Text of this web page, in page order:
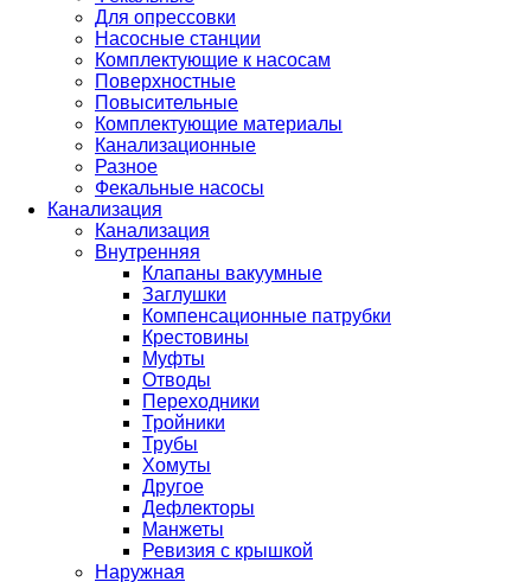
Для опрессовки
Насосные станции
Комплектующие к насосам
Поверхностные
Повысительные
Комплектующие материалы
Канализационные
Разное
Фекальные насосы
Канализация
Канализация
Внутренняя
Клапаны вакуумные
Заглушки
Компенсационные патрубки
Крестовины
Муфты
Отводы
Переходники
Тройники
Трубы
Хомуты
Другое
Дефлекторы
Манжеты
Ревизия с крышкой
Наружная